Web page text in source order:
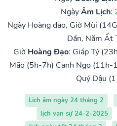
NgàyÂm Lịch:
Ngày Hoàng đạo, Giờ Mùi
Dần, Năm Ất
Giờ Hoàng Đạo: Giáp Tý
Mão (5h-7h) Canh Ngọ (11h-
Quý Dậu
Lịch âm ngày 24 tháng 2
lịch vạn sự 24-2-2025